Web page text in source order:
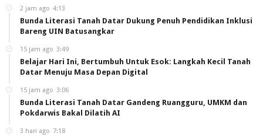
2 jam ago 4:13
Bunda Literasi Tanah Datar Dukung Penuh Pendidikan Inklusi
Bareng UIN Batusangkar
15 jam ago 3:49
Belajar Hari Ini, Bertumbuh Untuk Esok: Langkah Kecil Tanah
Datar Menuju Masa Depan Digital
15 jam ago 3:06
Bunda Literasi Tanah Datar Gandeng Ruangguru, UMKM dan
Pokdarwis Bakal Dilatih AI
3 hari ago 7:18